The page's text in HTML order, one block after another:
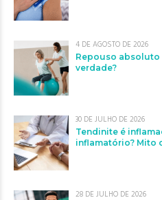
4 DE AGOSTO DE 2026
Repouso absoluto
verdade?
30 DE JULHO DE 2026
Tendinite é
inflamatório? Mito
28 DE JULHO DE 2026